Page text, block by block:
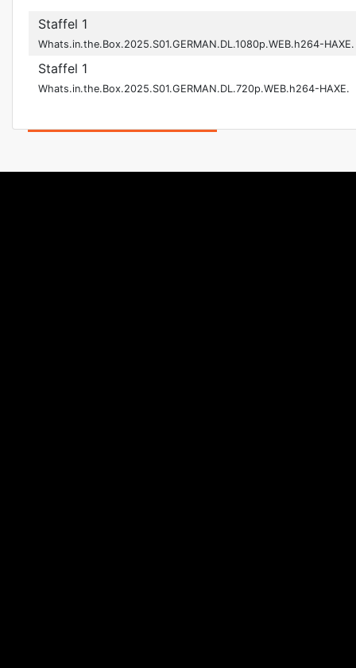
Staffel 1
Whats.in.the.Box.2025.S01.GERMAN.DL.1080p.WEB.h264-HAXE.
Staffel 1
Whats.in.the.Box.2025.S01.GERMAN.DL.720p.WEB.h264-HAXE.